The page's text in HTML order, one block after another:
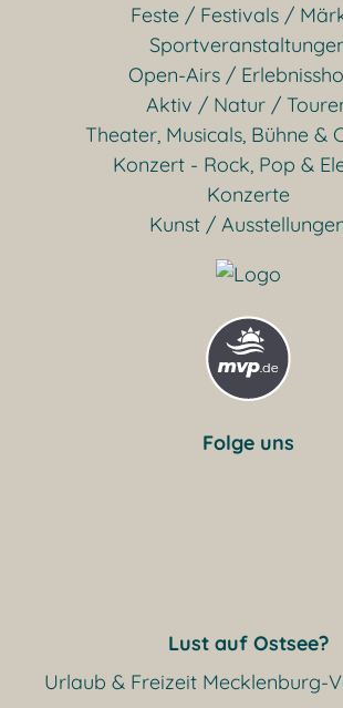
Feste / Festivals /
Open-Airs /
Aktiv / Natur /
Theater, Musicals, Bühne &
Konzert - Rock, Pop &
Konzerte
Kunst /
Folge uns
Lust auf Ostsee?
Urlaub & Freizeit Mecklenburg-